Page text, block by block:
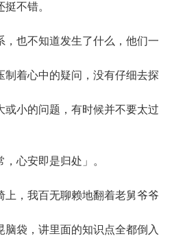
不错。
也不知道发生了什么，他们一
制着心中的疑问，没有仔细去探
或小的问题，有时候并不要太过
心安即是归处」。
，我百无聊赖地翻着老舅爷爷
袋，讲里面的知识点全都倒入